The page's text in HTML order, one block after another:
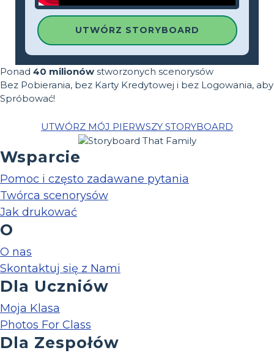
UTWÓRZ STORYBOARD
Ponad 40 milionów stworzonych scenorysów
Bez Pobierania, bez Karty Kredytowej i bez Logowania, aby
Spróbować!
UTWÓRZ MÓJ PIERWSZY STORYBOARD
Wsparcie
Pomoc i często zadawane pytania
Twórca scenorysów
Jak drukować
O
O nas
Skontaktuj się z Nami
Dla Uczniów
Moja Klasa
Photos For Class
Dla Zespołów